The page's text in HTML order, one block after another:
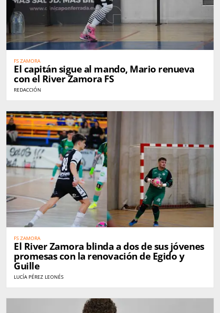
FS ZAMORA
El capitán sigue al mando, Mario renueva
con el River Zamora FS
REDACCIÓN
FS ZAMORA
El River Zamora blinda a dos de sus jóvenes
promesas con la renovación de Egido y
Guille
LUCÍA PÉREZ LEONÉS